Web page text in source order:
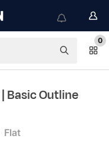
0
| Basic Outline
Flat